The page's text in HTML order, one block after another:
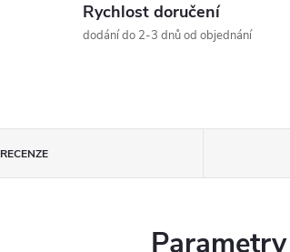
Rychlost doručení
dodání do 2-3 dnů od objednání
RECENZE